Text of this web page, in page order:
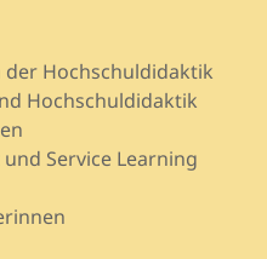
der Hochschuldidaktik
Hochschuldidaktik
Service Learning